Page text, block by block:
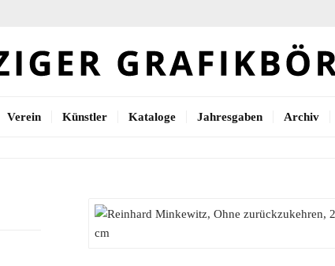
Verein Künstler Kataloge Jahresgaben Archiv